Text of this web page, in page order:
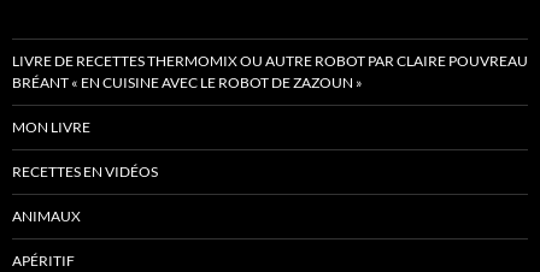
LIVRE DE RECETTES THERMOMIX OU AUTRE ROBOT PAR CLAIRE POUVREAU
BRÉANT « EN CUISINE AVEC LE ROBOT DE ZAZOUN »
MON LIVRE
RECETTES EN VIDÉOS
ANIMAUX
APÉRITIF